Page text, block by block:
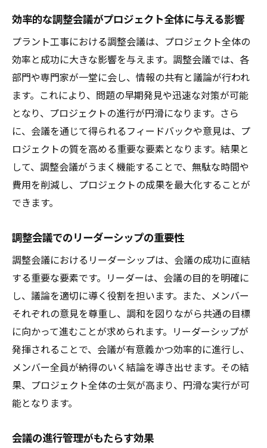
効果的なコミュニケーションでプラント工事を
成功に導く方法
コミュニケーションの障害を克服する方法
非言語コミュニケーションの活用法
定期的なフィードバックセッションの重要
性
コミュニケーションツールの有効活用
文化的背景を考慮したコミュニケーション
戦略
要性
意見の多様性がプロジェクトに与える利点
意見交換の場を活用した創造的な解決策の
導出
建設的な批判を受け入れる文化の醸成
合意形成のプロセスを円滑に進める方法
メンバーのエンゲージメントを高める手法
信頼関係の構築がもたらす長期的な効果
プラント工事調整会議での問題解決のベストプ
問題解決のステップとその実践方法
効率的な調整会議がプロジェクト全体に与える影響
プラント工事における調整会議は、プロジェクト全体の
効率と成功に大きな影響を与えます。調整会議では、各
部門や専門家が一堂に会し、情報の共有と議論が行われ
ます。これにより、問題の早期発見や迅速な対策が可能
となり、プロジェクトの進行が円滑になります。さら
に、会議を通じて得られるフィードバックや意見は、プ
ロジェクトの質を高める重要な要素となります。結果と
して、調整会議がうまく機能することで、無駄な時間や
費用を削減し、プロジェクトの成果を最大化することが
できます。
調整会議でのリーダーシップの重要性
調整会議におけるリーダーシップは、会議の成功に直結
する重要な要素です。リーダーは、会議の目的を明確に
し、議論を適切に導く役割を担います。また、メンバー
それぞれの意見を尊重し、調和を図りながら共通の目標
に向かって進むことが求められます。リーダーシップが
発揮されることで、会議が有意義かつ効率的に進行し、
メンバー全員が納得のいく結論を導き出せます。その結
果、プロジェクト全体の士気が高まり、円滑な実行が可
能となります。
会議の進行管理がもたらす効果